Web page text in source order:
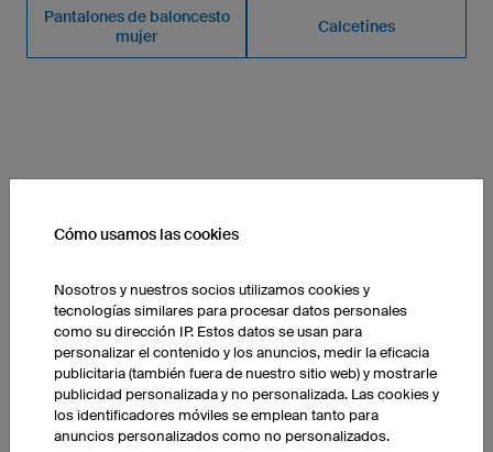
Pantalones de baloncesto
mujer
Calcetines
ASÍ FUNCIONA EL CONFIGURADOR
Cómo usamos las cookies
Nosotros y nuestros socios utilizamos cookies y
tecnologías similares para procesar datos personales
como su dirección IP. Estos datos se usan para
personalizar el contenido y los anuncios, medir la eficacia
publicitaria (también fuera de nuestro sitio web) y mostrarle
publicidad personalizada y no personalizada. Las cookies y
los identificadores móviles se emplean tanto para
anuncios personalizados como no personalizados.